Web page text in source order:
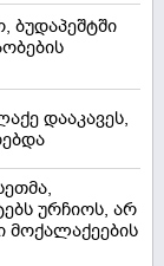
ბუდაპეშტში
დააკავეს,
ურჩიოს, არ
მოქალაქეების